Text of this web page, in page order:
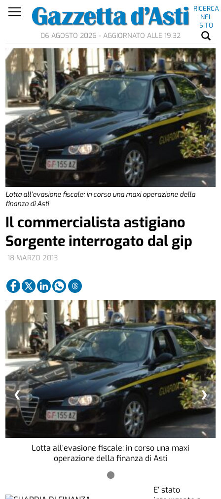
RICERCA
NEL
SITO
06 AGOSTO 2026 - AGGIORNATO ALLE 19.32
Lotta all’evasione fiscale: in corso una maxi operazione della
finanza di Asti
18 MARZO 2013
Il commercialista astigiano
Sorgente interrogato dal gip
Lotta all’evasione fiscale: in corso una maxi
operazione della finanza di Asti
❮ ❯
E’ stato